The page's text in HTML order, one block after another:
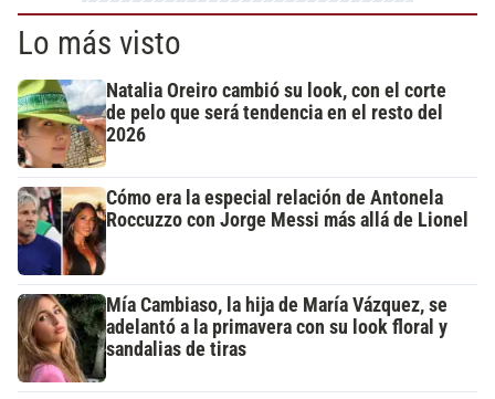
Lo más visto
Natalia Oreiro cambió su look, con el corte
de pelo que será tendencia en el resto del
2026
Cómo era la especial relación de Antonela
Roccuzzo con Jorge Messi más allá de Lionel
Mía Cambiaso, la hija de María Vázquez, se
adelantó a la primavera con su look floral y
sandalias de tiras